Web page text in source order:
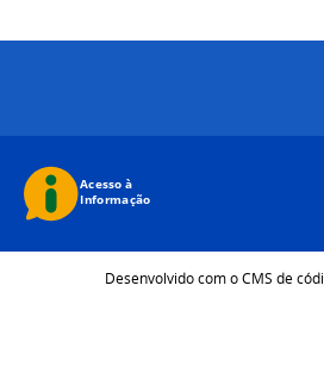
Desenvolvido com o CMS de